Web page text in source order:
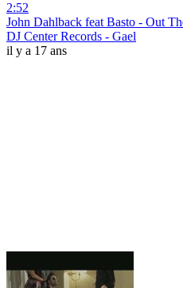
2:52
John Dahlback feat Basto - Out
DJ Center Records - Gael
il y a 17 ans